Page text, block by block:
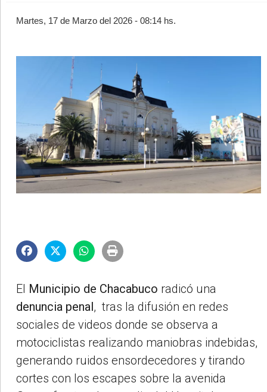
Martes, 17 de Marzo del 2026 - 08:14 hs.
El Municipio de Chacabuco radicó una
denuncia penal, tras la difusión en redes
sociales de videos donde se observa a
motociclistas realizando maniobras indebidas,
generando ruidos ensordecedores y tirando
cortes con los escapes sobre la avenida